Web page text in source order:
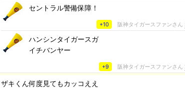
セントラル警備保障！
+10 阪神タイガースファンさん
ハンシンタイガースガ
イチバンヤー
+9 阪神タイガースファンさん
ザキくん何度見てもカッコええ